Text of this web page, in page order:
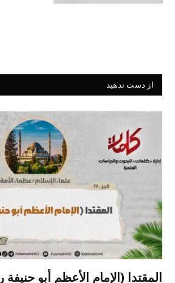
از دست ندهید
المقتدا (الإمام الأعظم أبو